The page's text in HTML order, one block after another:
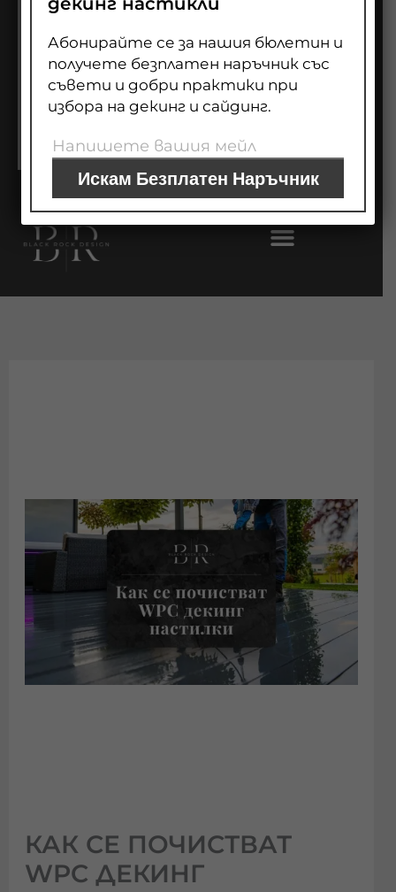
ДЕКИНГ
ЗА НАС
КАК СЕ ПОЧИСТВАТ
WPC ДЕКИНГ
Абонирайте се за нашия бюлетин и
получете безплатен наръчник със
съвети и добри практики при
избора на декинг и сайдинг.
Искам Безплатен Наръчник